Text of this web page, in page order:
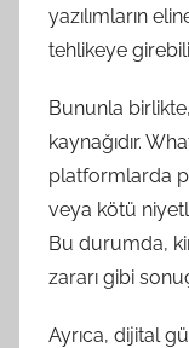
yazılımların
tehlikeye
Bununla
kaynağıdır.
platformlarda
veya kötü
Bu durumda,
zararı gibi
Ayrıca, dijital